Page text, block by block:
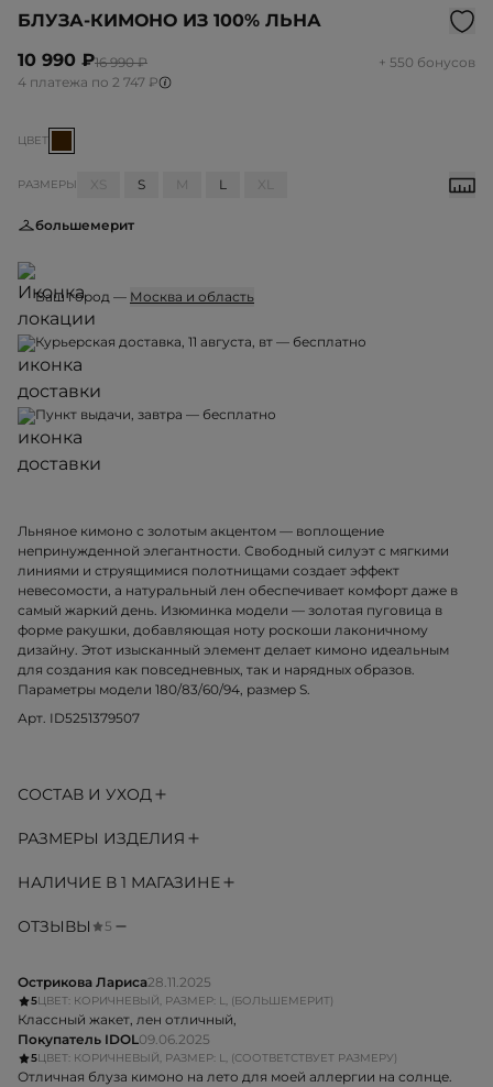
БЛУЗА-КИМОНО ИЗ 100% ЛЬНА
10 990 ₽16 990 ₽
+ 550 бонусов
4 платежа по 2 747 ₽
ЦВЕТ
РАЗМЕРЫ XS S M L XL
большемерит
Ваш город — Москва и область
Курьерская доставка, 11 августа, вт — бесплатно
Пункт выдачи, завтра — бесплатно
Льняное кимоно с золотым акцентом — воплощение
непринужденной элегантности. Свободный силуэт с мягкими
линиями и струящимися полотнищами создает эффект
невесомости, а натуральный лен обеспечивает комфорт даже в
самый жаркий день. Изюминка модели — золотая пуговица в
форме ракушки, добавляющая ноту роскоши лаконичному
дизайну. Этот изысканный элемент делает кимоно идеальным
для создания как повседневных, так и нарядных образов.
Параметры модели 180/83/60/94, размер S.
Арт. ID5251379507
СОСТАВ И УХОД
РАЗМЕРЫ ИЗДЕЛИЯ
НАЛИЧИЕ В 1 МАГАЗИНЕ
ОТЗЫВЫ 5
Острикова Лариса28.11.2025
5ЦВЕТ: КОРИЧНЕВЫЙ, РАЗМЕР: L, (БОЛЬШЕМЕРИТ)
Классный жакет, лен отличный,
Покупатель IDOL09.06.2025
5ЦВЕТ: КОРИЧНЕВЫЙ, РАЗМЕР: L, (СООТВЕТСТВУЕТ РАЗМЕРУ)
Отличная блуза кимоно на лето для моей аллергии на солнце.